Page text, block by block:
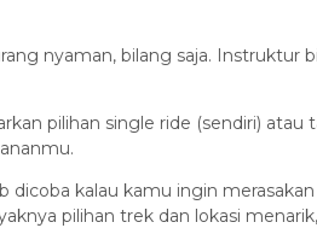
nyaman, bilang saja. Instruktur
pilihan single ride (sendiri) atau
dicoba kalau kamu ingin merasakan
pilihan trek dan lokasi